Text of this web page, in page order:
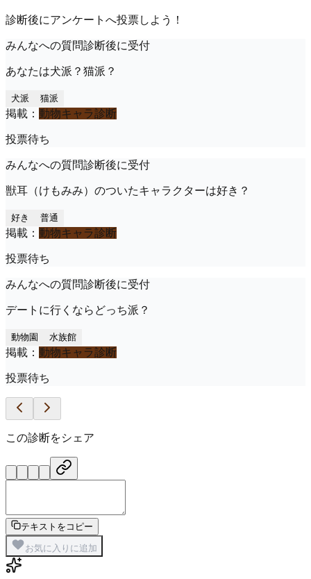
診断後にアンケートへ投票しよう！
みんなへの質問診断後に受付
あなたは犬派？猫派？
犬派 猫派
掲載： 動物キャラ診断
投票待ち
みんなへの質問診断後に受付
獣耳（けもみみ）のついたキャラクターは好き？
好き 普通
掲載： 動物キャラ診断
投票待ち
みんなへの質問診断後に受付
デートに行くならどっち派？
動物園 水族館
掲載： 動物キャラ診断
投票待ち
この診断をシェア
テキストをコピー
お気に入りに追加